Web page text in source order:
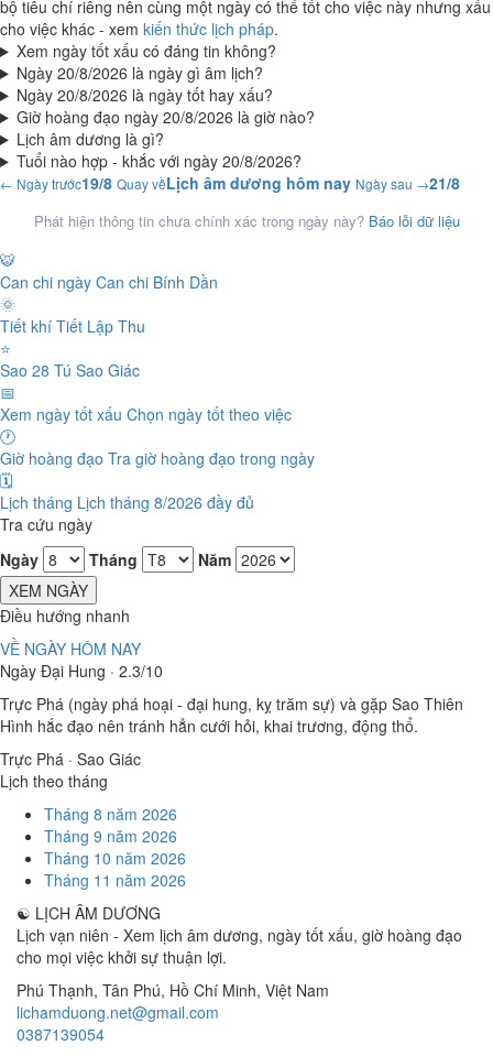
bộ tiêu chí riêng nên cùng một ngày có thể tốt cho việc này nhưng xấu
cho việc khác - xem kiến thức lịch pháp.
Xem ngày tốt xấu có đáng tin không?
Ngày 20/8/2026 là ngày gì âm lịch?
Ngày 20/8/2026 là ngày tốt hay xấu?
Giờ hoàng đạo ngày 20/8/2026 là giờ nào?
Lịch âm dương là gì?
Tuổi nào hợp - khắc với ngày 20/8/2026?
← Ngày trước19/8 Quay vềLịch âm dương hôm nay Ngày sau →21/8
Phát hiện thông tin chưa chính xác trong ngày này? Báo lỗi dữ liệu
🐯
Can chi ngày Can chi Bính Dần
🌞
Tiết khí Tiết Lập Thu
⭐
Sao 28 Tú Sao Giác
📅
Xem ngày tốt xấu Chọn ngày tốt theo việc
🕐
Giờ hoàng đạo Tra giờ hoàng đạo trong ngày
🗓️
Lịch tháng Lịch tháng 8/2026 đầy đủ
Tra cứu ngày
Ngày
Tháng
Năm
XEM NGÀY
Điều hướng nhanh
VỀ NGÀY HÔM NAY
Ngày Đại Hung · 2.3/10
Trực Phá (ngày phá hoại - đại hung, kỵ trăm sự) và gặp Sao Thiên
Hình hắc đạo nên tránh hẳn cưới hỏi, khai trương, động thổ.
Trực Phá · Sao Giác
Lịch theo tháng
Tháng 8 năm 2026
Tháng 9 năm 2026
Tháng 10 năm 2026
Tháng 11 năm 2026
☯ LỊCH ÂM DƯƠNG
Lịch vạn niên - Xem lịch âm dương, ngày tốt xấu, giờ hoàng đạo
cho mọi việc khởi sự thuận lợi.
Phú Thạnh, Tân Phú, Hồ Chí Minh, Việt Nam
lichamduong.net@gmail.com
0387139054